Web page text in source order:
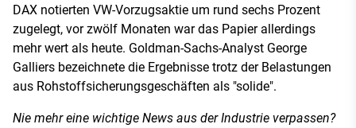
DAX notierten VW-Vorzugsaktie um rund sechs Prozent
zugelegt, vor zwölf Monaten war das Papier allerdings
mehr wert als heute. Goldman-Sachs-Analyst George
Galliers bezeichnete die Ergebnisse trotz der Belastungen
aus Rohstoffsicherungsgeschäften als "solide".
Nie mehr eine wichtige News aus der Industrie verpassen?